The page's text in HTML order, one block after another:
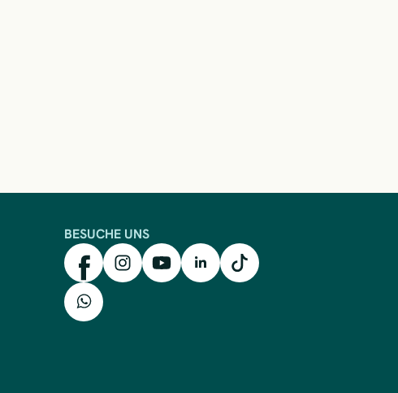
BESUCHE UNS
mkk auf Facebook
mkk auf Instagram
mkk auf YouTube
mkk auf LinkedIn
mkk auf TikTok
mkk auf WhatsApp